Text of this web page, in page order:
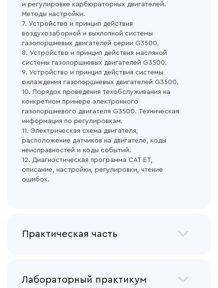
и регулировке карбюраторных двигателей.
Методы настройки.
7. Устройство и принцип действия
воздухозаборной и выхлопной системы
газопоршневых двигателей серии G3500.
8. Устройство и принцип действия масляной
системы газопоршневых двигателей G3500.
9. Устройство и принцип действия системы
охлаждения газопоршневых двигателей G3500.
10. Порядок проведения техобслуживания на
конкретном примере электронного
газопоршневого двигателя G3500. Техническая
информация по регулировкам.
11. Электрическая схема двигателя,
расположение датчиков на двигателе, коды
неисправностей и коды событий.
12. Диагностическая программа САТ ET,
описание, настройки, регулировки, чтение
ошибок.
Практическая часть
таблиц с ошибками.
Лабораторный практикум